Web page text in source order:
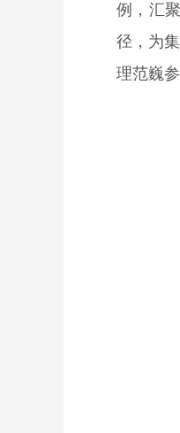
例，汇
径，为
理范巍